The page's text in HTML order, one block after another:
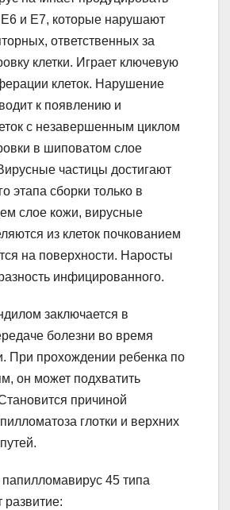
Е6 и Е7, которые нарушают
ответственных за
клетки. Играет ключевую
клеток. Нарушение
к появлению и
с незавершенным циклом
в шиповатом слое
частицы достигают
этапа сборки только в
слое кожи, вирусные
из клеток почкованием
на поверхности. Наросты
инфицированного.
заключается в
болезни во время
При прохождении ребенка по
он может подхватить
причиной
глотки и верхних
папилломавирус 45 типа
развитие: